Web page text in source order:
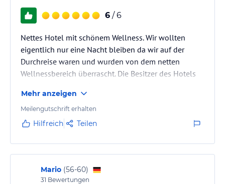
6 / 6
Nettes Hotel mit schönem Wellness. Wir wollten
eigentlich nur eine Nacht bleiben da wir auf der
Durchreise waren und wurden von dem netten
Wellnessbereich überrascht. Die Besitzer des Hotels
Mehr anzeigen
Meilengutschrift erhalten
Hilfreich Teilen
Mario (56-60)
31 Bewertungen